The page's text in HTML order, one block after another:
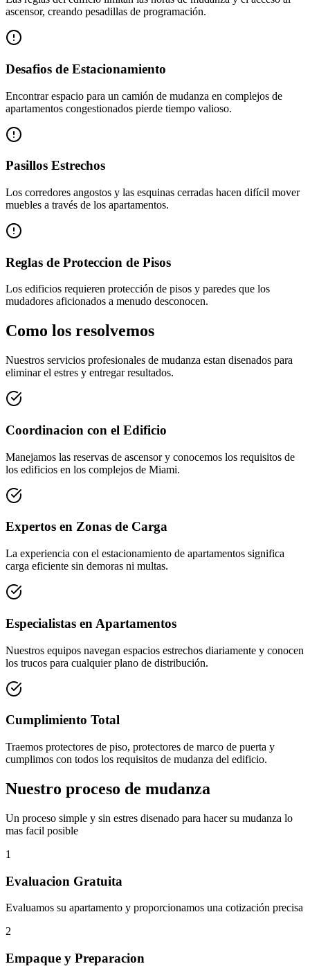
ascensor, creando pesadillas de programación.
Desafios de Estacionamiento
Encontrar espacio para un camión de mudanza en complejos de
apartamentos congestionados pierde tiempo valioso.
Pasillos Estrechos
Los corredores angostos y las esquinas cerradas hacen difícil mover
muebles a través de los apartamentos.
Reglas de Proteccion de Pisos
Los edificios requieren protección de pisos y paredes que los
mudadores aficionados a menudo desconocen.
Como los resolvemos
Nuestros servicios profesionales de mudanza estan disenados para
eliminar el estres y entregar resultados.
Coordinacion con el Edificio
Manejamos las reservas de ascensor y conocemos los requisitos de
los edificios en los complejos de Miami.
Expertos en Zonas de Carga
La experiencia con el estacionamiento de apartamentos significa
carga eficiente sin demoras ni multas.
Especialistas en Apartamentos
Nuestros equipos navegan espacios estrechos diariamente y conocen
los trucos para cualquier plano de distribución.
Cumplimiento Total
Traemos protectores de piso, protectores de marco de puerta y
cumplimos con todos los requisitos de mudanza del edificio.
Nuestro proceso de mudanza
Un proceso simple y sin estres disenado para hacer su mudanza lo
mas facil posible
1
Evaluacion Gratuita
Evaluamos su apartamento y proporcionamos una cotización precisa
2
Empaque y Preparacion